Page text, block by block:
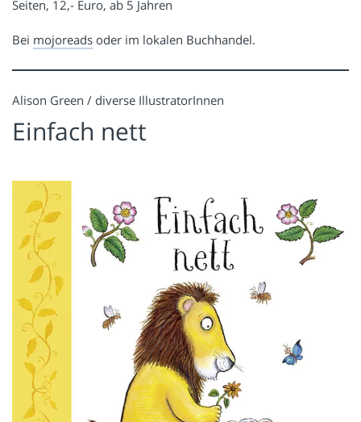
Seiten, 12,- Euro, ab 5 Jahren
Bei mojoreads oder im lokalen Buchhandel.
Alison Green / diverse IllustratorInnen
Einfach nett